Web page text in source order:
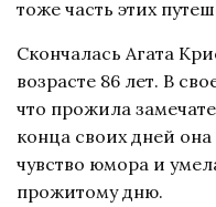
тоже часть этих
Скончалась Агата
возрасте 86 лет. В
что прожила
конца своих дней
чувство юмора и
прожитому дню.